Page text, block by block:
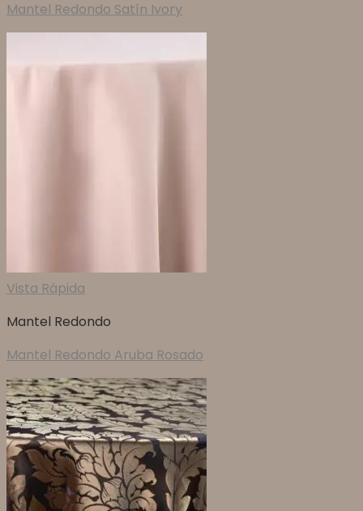
Mantel Redondo Satín Ivory
Vista Rápida
Mantel Redondo
Mantel Redondo Aruba Rosado